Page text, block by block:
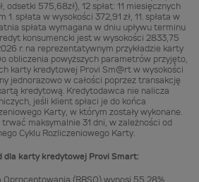
odsetki 575,68zł), 12 spłat: 11 miesięcznych
spłata w wysokości 372,91 zł, 11. spłata w
spłata wymagana w dniu upływu terminu
konsumencki jest w wysokości 2833,75
r. na reprezentatywnym przykładzie karty
obliczenia powyższych parametrów przyjęto,
karty kredytowej Provi Sm@rt w wysokości
jednorazowo w całości poprzez transakcję
kredytową. Kredytodawca nie nalicza
jeśli klient spłaci je do końca
Karty, w którym zostały wykonane.
maksymalnie 31 dni, w zależności od
Cyklu Rozliczeniowego Karty.
dla karty kredytowej Provi Smart: